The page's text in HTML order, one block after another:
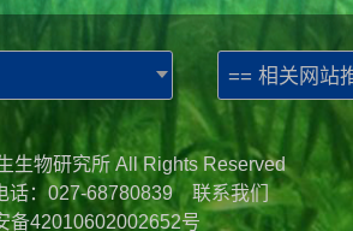
== 相关网站
生物研究所 All Rights Reserved
话：027-68780839 联系我们
备42010602002652号